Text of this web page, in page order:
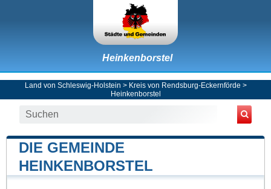
Heinkenborstel
Land von Schleswig-Holstein > Kreis von Rendsburg-Eckernförde >
Heinkenborstel
DIE GEMEINDE
HEINKENBORSTEL